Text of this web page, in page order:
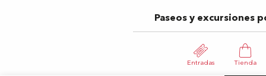
Paseos y excursiones
Entradas Tienda